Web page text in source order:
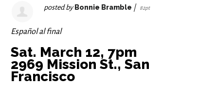
posted by Bonnie Bramble | 82pt
Español al final
Sat. March 12, 7pm
2969 Mission St., San
Francisco